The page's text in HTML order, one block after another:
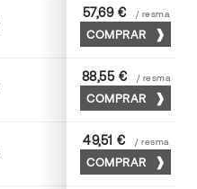
63 x 88
57,69 € / resma
COMPRAR
65 x 90
88,55 € / resma
COMPRAR
52 x 70
49,51 € / resma
COMPRAR